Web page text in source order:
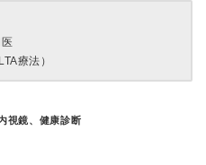
療法）
視鏡、健康診断